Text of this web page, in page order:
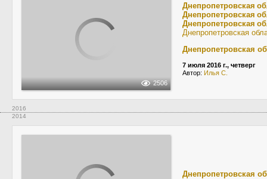
2506
Днепропетровская
Днепропетровская
Днепропетровская
Днепропетровская
Днепропетровская
7 июля 2016 г., четверг
Автор: Илья С.
2016
2014
Днепропетровская